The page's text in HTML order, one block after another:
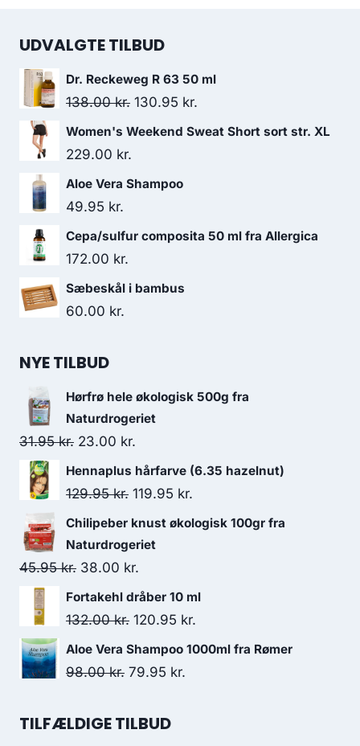
UDVALGTE TILBUD
Dr. Reckeweg R 63 50 ml
138.00kr. Den
oprindelige
130.95 kr.
aktuelle
Women's Weekend Sweat Short sort str. XL
229.00 kr.
Aloe Vera Shampoo
49.95 kr.
Cepa/sulfur composita 50 ml fra Allergica
172.00 kr.
Sæbeskål i bambus
60.00 kr.
NYE TILBUD
Hørfrø hele økologisk 500g fra
Naturdrogeriet
31.95kr. Den
oprindelige
pris
31.95 kr..
23.00 kr.
aktuelle
pris
23.00 kr..
Hennaplus hårfarve (6.35 hazelnut)
129.95kr. Den
oprindelige
pris
var:
129.95 kr..
119.95 kr.
aktuelle
119.95 kr..
Chilipeber knust økologisk 100gr fra
Naturdrogeriet
45.95kr. Den
oprindelige
pris
45.95 kr..
38.00 kr.
aktuelle
pris
38.00 kr..
Fortakehl dråber 10 ml
132.00kr. Den
oprindelige
pris
132.00 kr..
120.95 kr.
aktuelle
Aloe Vera Shampoo 1000ml fra Rømer
98.00kr. Den
pris
79.95 kr.
TILFÆLDIGE TILBUD